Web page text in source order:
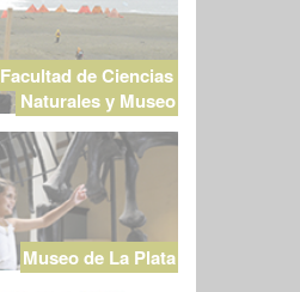
Facultad de Ciencias
Naturales y Museo
Museo de La Plata